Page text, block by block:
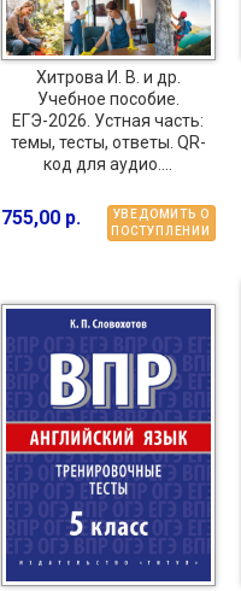
Хитрова И. В. и др.
Учебное пособие.
ЕГЭ-2026. Устная часть:
темы, тесты, ответы. QR-
код для аудио....
УВЕДОМИТЬ О
ПОСТУПЛЕНИИ
755,00 р.